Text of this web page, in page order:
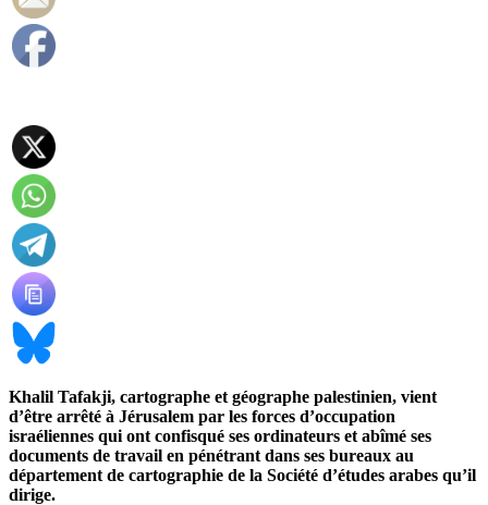
Khalil Tafakji, cartographe et géographe palestinien, vient
d’être arrêté à Jérusalem par les forces d’occupation
israéliennes qui ont confisqué ses ordinateurs et abîmé ses
documents de travail en pénétrant dans ses bureaux au
département de cartographie de la Société d’études arabes qu’il
dirige.